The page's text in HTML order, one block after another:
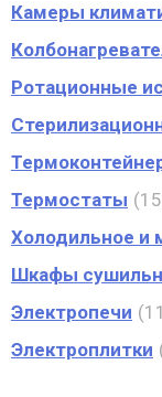
Камеры
Ротационные
Термостаты
Холодильное и
Шкафы
Электропечи
Электроплитки